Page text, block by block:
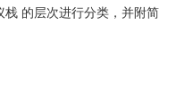
栈 的层次进行分类，并附简